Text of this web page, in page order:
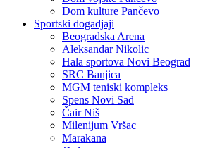
Dom kulture Pančevo
Sportski dogadjaji
Beogradska Arena
Aleksandar Nikolic
Hala sportova Novi Beograd
SRC Banjica
MGM teniski kompleks
Spens Novi Sad
Čair Niš
Milenijum Vršac
Marakana